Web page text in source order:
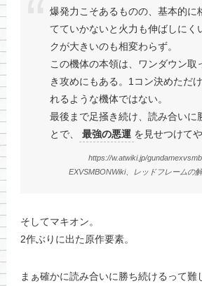
爆発力こそあるものの、基本的に
てていかないと火力も伸ばしにく
クが大きいのも相変わらず。
この機体の本領は、ワンダウン取
き攻めにもある。1コン決めただ
れるような機体ではない。
最後まで足掻き続け、読み合いに
とで、
最強の悪運 を見せつけてや
https://w.atwiki.jp/
EXVSMBONWiki、レッドフレームの
そしてマキオン。
2作ぶりに出た原作要素。
まぁ確かに読み合いに勝ち続けるって難